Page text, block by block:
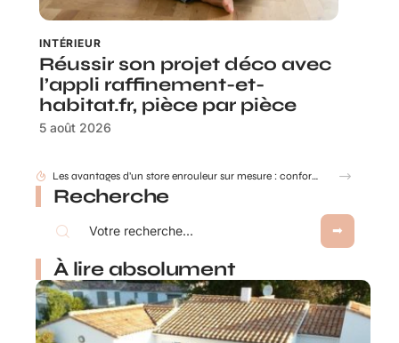
INTÉRIEUR
Réussir son projet déco avec
l’appli raffinement-et-
habitat.fr, pièce par pièce
5 août 2026
Recherche
À lire absolument